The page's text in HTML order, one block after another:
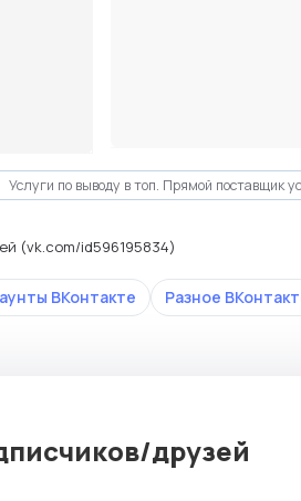
Услуги по выводу в топ. Прямой поставщик
(vk.com/id596195834)
ВКонтакте
Разное
друзей